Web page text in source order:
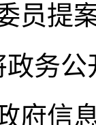
员提
政务
府信